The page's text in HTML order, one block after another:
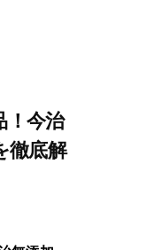
！今治
徹底解